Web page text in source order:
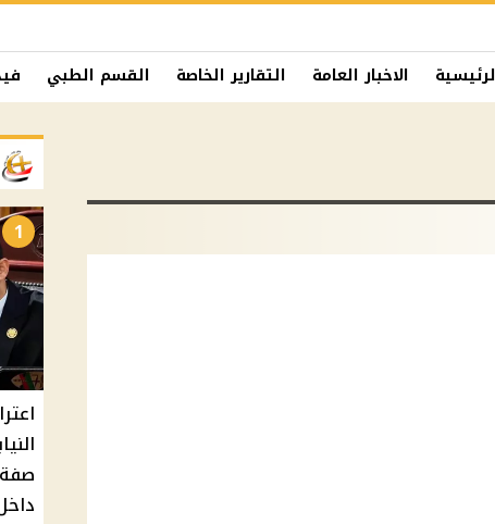
الاخبار العامة التقارير الخاصة القسم الطبي
1